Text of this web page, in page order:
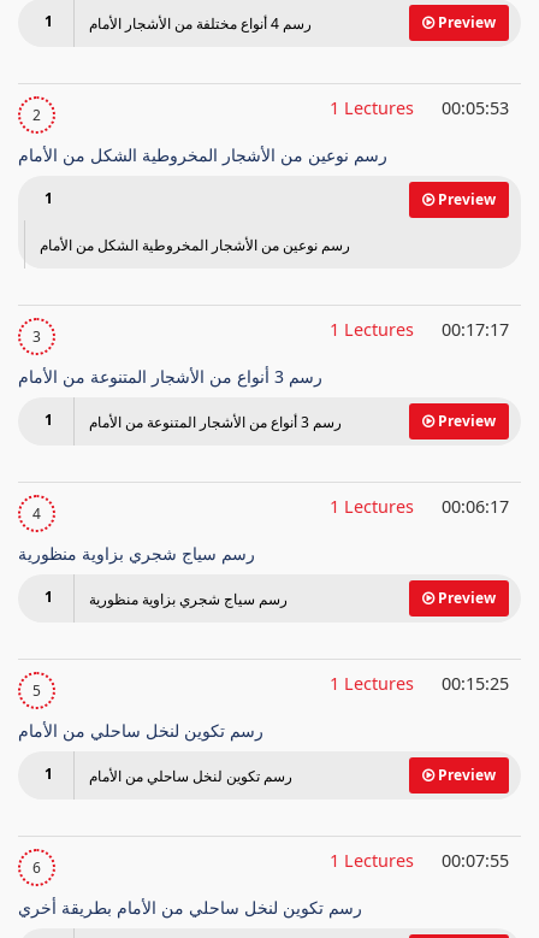
1 Preview رسم 4 أنواع مختلفة من الأشجار الأمام
2 1 Lectures 00:05:53
رسم نوعين من الأشجار المخروطية الشكل من الأمام
1 Preview
رسم نوعين من الأشجار المخروطية الشكل من الأمام
3 1 Lectures 00:17:17
رسم 3 أنواع من الأشجار المتنوعة من الأمام
1 Preview رسم 3 أنواع من الأشجار المتنوعة من الأمام
4 1 Lectures 00:06:17
رسم سياج شجري بزاوية منظورية
1 Preview رسم سياج شجري بزاوية منظورية
5 1 Lectures 00:15:25
رسم تكوين لنخل ساحلي من الأمام
1 Preview رسم تكوين لنخل ساحلي من الأمام
6 1 Lectures 00:07:55
رسم تكوين لنخل ساحلي من الأمام بطريقة أخري